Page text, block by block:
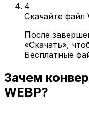
4
Скачайте файл
После
«Скачать»,
Бесплатные
Зачем
WEBP?